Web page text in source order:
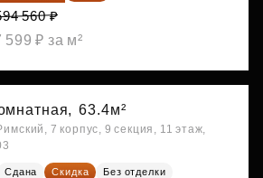
560 ₽
599 ₽ за м²
63.4м²
7 корпус, 9 секция, 11 этаж,
Сдана Скидка
Без отделки